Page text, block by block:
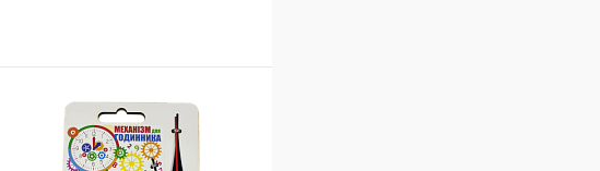
В избранное
наличии